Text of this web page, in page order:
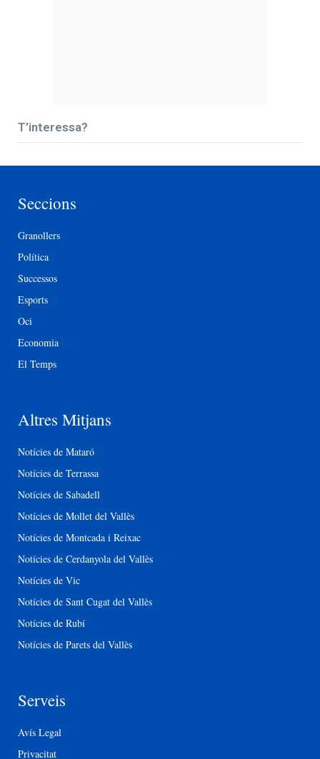
T’interessa?
Seccions
Granollers
Política
Successos
Esports
Oci
Economia
El Temps
Altres Mitjans
Notícies de Mataró
Notícies de Terrassa
Notícies de Sabadell
Notícies de Mollet del Vallès
Notícies de Montcada i Reixac
Notícies de Cerdanyola del Vallès
Notícies de Vic
Notícies de Sant Cugat del Vallès
Notícies de Rubí
Notícies de Parets del Vallès
Serveis
Avís Legal
Privacitat